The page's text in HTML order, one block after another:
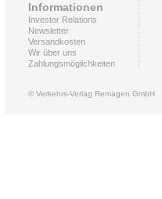
Informationen
Investor Relations
Newsletter
Versandkosten
Wir über uns
Zahlungsmöglichkeiten
© Verkehrs-Verlag Remagen GmbH